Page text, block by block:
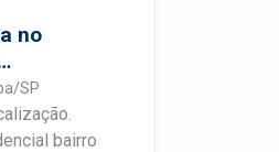
no
SP
bairro